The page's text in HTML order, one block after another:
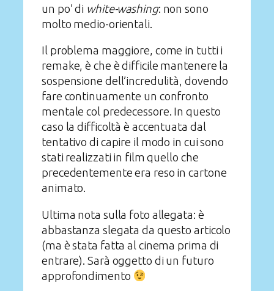
un po’ di white-washing: non sono
molto medio-orientali.
Il problema maggiore, come in tutti i
remake, è che è difficile mantenere la
sospensione dell’incredulità, dovendo
fare continuamente un confronto
mentale col predecessore. In questo
caso la difficoltà è accentuata dal
tentativo di capire il modo in cui sono
stati realizzati in film quello che
precedentemente era reso in cartone
animato.
Ultima nota sulla foto allegata: è
abbastanza slegata da questo articolo
(ma è stata fatta al cinema prima di
entrare). Sarà oggetto di un futuro
approfondimento